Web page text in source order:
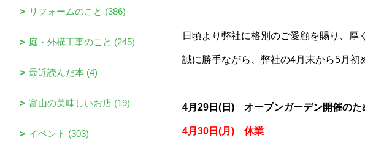
日頃より弊社に格別のご愛顧を賜り、厚
誠に勝手ながら、弊社の4月末から5月初
4月29日(日) オープンガーデン開催のた
4月30日(月) 休業
リフォームのこと (386)
庭・外構工事のこと (245)
最近読んだ本 (4)
富山の美味しいお店 (19)
イベント (303)